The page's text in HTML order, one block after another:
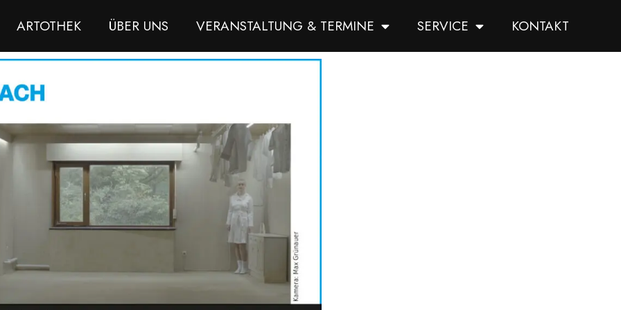
ARTOTHEK ÜBER UNS VERANSTALTUNG & TERMINE SERVICE KONTAKT